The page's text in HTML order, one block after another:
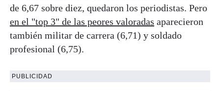
de 6,67 sobre diez, quedaron los periodistas. Pero
en el "top 3" de las peores valoradas aparecieron
también militar de carrera (6,71) y soldado
profesional (6,75).
PUBLICIDAD